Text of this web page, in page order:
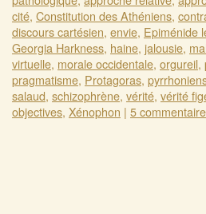
cité, Constitution des Athéniens,
discours cartésien, envie, Epiménide
Georgia Harkness, haine, jalousie,
virtuelle, morale occidentale, orgureil,
pragmatisme, Protagoras,
salaud, schizophrène, vérité, vérité
objectives, Xénophon | 5